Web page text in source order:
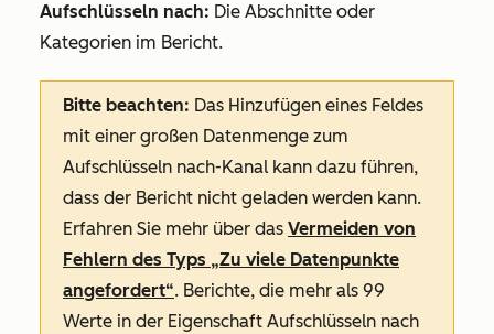
Aufschlüsseln nach: Die Abschnitte oder
Kategorien im Bericht.
Bitte beachten: Das Hinzufügen eines Feldes
mit einer großen Datenmenge zum
Aufschlüsseln nach-Kanal kann dazu führen,
dass der Bericht nicht geladen werden kann.
Erfahren Sie mehr über das Vermeiden von
Fehlern des Typs „Zu viele Datenpunkte
angefordert“. Berichte, die mehr als 99
Werte in der Eigenschaft Aufschlüsseln nach